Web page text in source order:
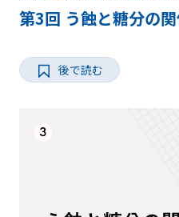
トピ
第3回 う蝕と糖分の
後で読む